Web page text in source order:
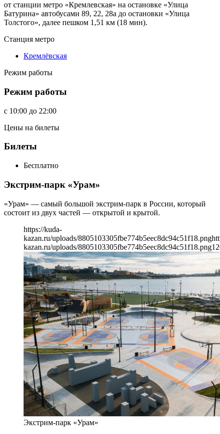
от станции метро «Кремлевская» на остановке «Улица
Батурина» автобусами 89, 22, 28а до остановки «Улица
Толстого», далее пешком 1,51 км (18 мин).
Станция метро
Кремлёвская
Режим работы
Режим работы
c 10:00 до 22:00
Цены на билеты
Билеты
Бесплатно
Экстрим-парк «Урам»
«Урам» — самый большой экстрим-парк в России, который
состоит из двух частей — открытой и крытой.
https://kuda-
kazan.ru/uploads/8805103305fbe774b5eec8dc94c51f18.png
kazan.ru/uploads/8805103305fbe774b5eec8dc94c51f18.png
Экстрим-парк «Урам»